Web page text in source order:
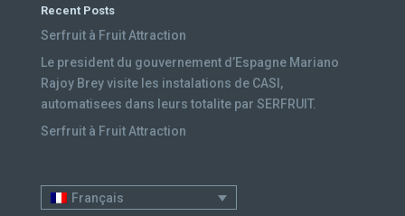
Recent Posts
Serfruit à Fruit Attraction
Le president du gouvernement d’Espagne Mariano
Rajoy Brey visite les instalations de CASI,
automatisees dans leurs totalite par SERFRUIT.
Serfruit à Fruit Attraction
Français